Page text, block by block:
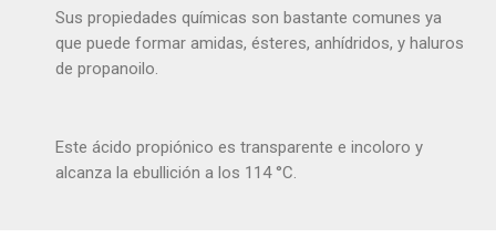
Sus propiedades químicas son bastante comunes ya
que puede formar amidas, ésteres, anhídridos, y haluros
de propanoilo.
Este ácido propiónico es transparente e incoloro y
alcanza la ebullición a los 114 °C.